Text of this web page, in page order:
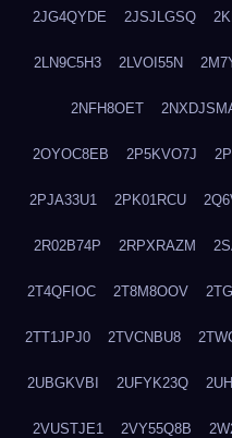
2JG4QYDE 2JSJLGSQ
2LN9C5H3 2LVOI55N
2NFH8OET
2OYOC8EB 2P5KVO7J
2PJA33U1 2PK01RCU
2R02B74P 2RPXRAZM
2T4QFIOC 2T8M8OOV
2TT1JPJ0 2TVCNBU8
2UBGKVBI 2UFYK23Q
2VUSTJE1 2VY55Q8B